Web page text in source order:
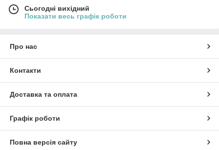
Сьогодні вихідний
Показати весь графік роботи
Про нас
Контакти
Доставка та оплата
Графік роботи
Повна версія сайту